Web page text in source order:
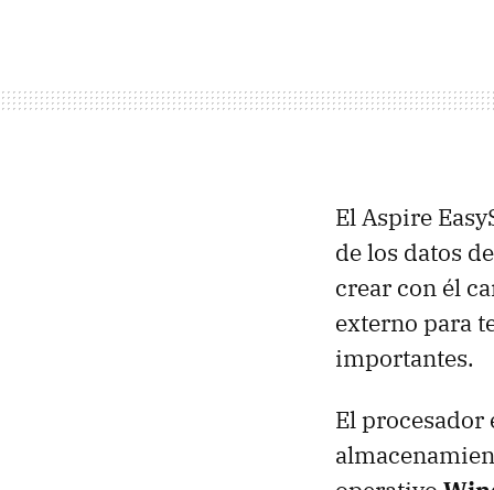
El Aspire
de los datos
crear con él
externo para
importantes.
El procesador